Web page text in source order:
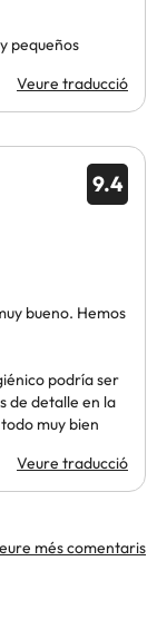
pequeños
Veure traducció
9.4
bueno. Hemos
podría ser
de detalle en la
muy bien
Veure traducció
més comentaris